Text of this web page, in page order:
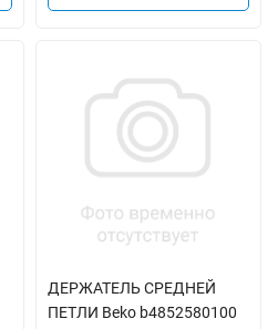
ДЕРЖАТЕЛЬ СРЕДНЕЙ
ПЕТЛИ Beko b4852580100